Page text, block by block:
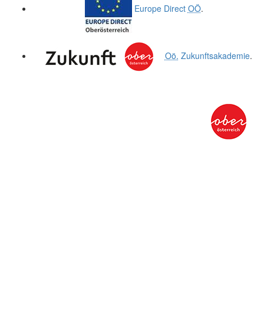
Europe Direct OÖ.
Oö. Zukunftsakademie.